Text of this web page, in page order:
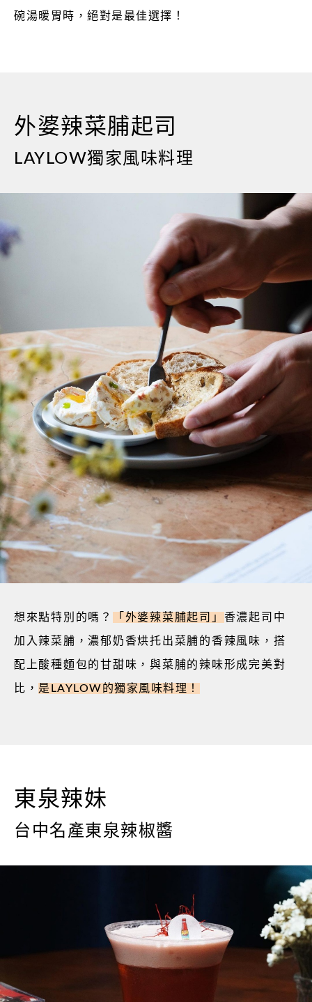
碗湯暖胃時，絕對是最佳選擇！
外婆辣菜脯起司
LAYLOW獨家風味料理
想來點特別的嗎？ 「外婆辣菜脯起司」 香濃起司中
加入辣菜脯，濃郁奶香烘托出菜脯的香辣風味，搭
配上酸種麵包的甘甜味，與菜脯的辣味形成完美對
比， 是 LAYLOW 的獨家風味料理！
東泉辣妹
台中名產東泉辣椒醬